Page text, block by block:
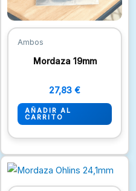
Ambos
Mordaza 19mm
27,83 €
AÑADIR AL
CARRITO